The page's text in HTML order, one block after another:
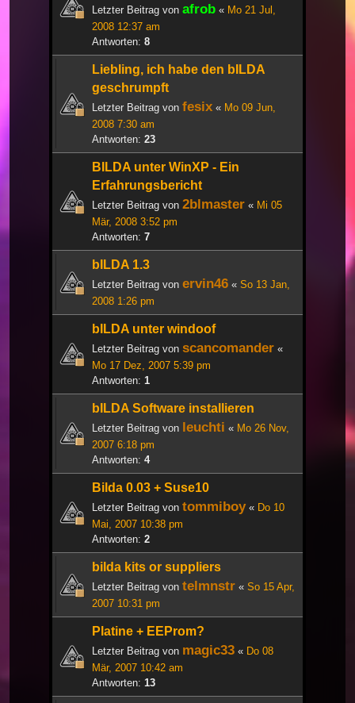
Letzter Beitrag von afrob « Mo 21 Jul,
2008 12:37 am
Antworten: 8
Liebling, ich habe den bILDA
geschrumpft
Letzter Beitrag von fesix « Mo 09 Jun,
2008 7:30 am
Antworten: 23
BILDA unter WinXP - Ein
Erfahrungsbericht
Letzter Beitrag von 2blmaster « Mi 05
Mär, 2008 3:52 pm
Antworten: 7
bILDA 1.3
Letzter Beitrag von ervin46 « So 13 Jan,
2008 1:26 pm
bILDA unter windoof
Letzter Beitrag von scancomander «
Mo 17 Dez, 2007 5:39 pm
Antworten: 1
bILDA Software installieren
Letzter Beitrag von leuchti « Mo 26 Nov,
2007 6:18 pm
Antworten: 4
Bilda 0.03 + Suse10
Letzter Beitrag von tommiboy« Do 10
Mai, 2007 10:38 pm
Antworten: 2
bilda kits or suppliers
Letzter Beitrag von telmnstr « So 15 Apr,
2007 10:31 pm
Platine + EEProm?
Letzter Beitrag von magic33 « Do 08
Mär, 2007 10:42 am
Antworten: 13